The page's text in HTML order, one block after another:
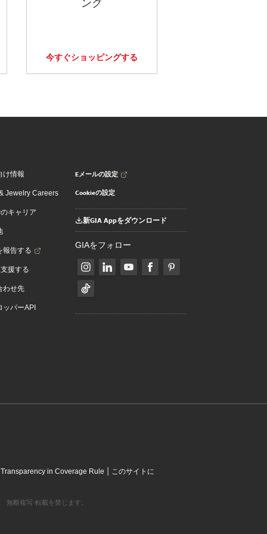
今すぐショッピングする
け情報
Jewelry Careers
キャリア
報告する
援する
わせ先
ッパーAPI
Eメールの設定
Cookieの設定
新GIA Appをダウンロード
GIAをフォロー
Transparency in Coverage Rule | このサイトに
断複写·転載を禁じます。